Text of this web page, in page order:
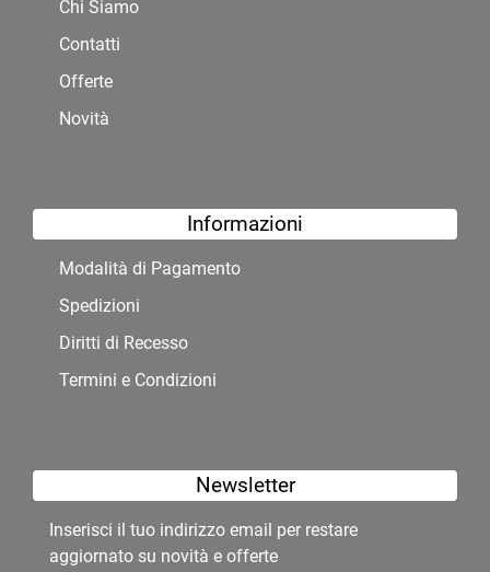
Chi Siamo
Contatti
Offerte
Novità
Informazioni
Modalità di Pagamento
Spedizioni
Diritti di Recesso
Termini e Condizioni
Newsletter
Inserisci il tuo indirizzo email per restare
aggiornato su novità e offerte